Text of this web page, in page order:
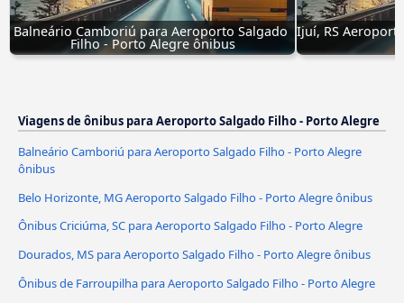
Balneário Camboriú para Aeroporto Salgado
Filho - Porto Alegre ônibus
Ijuí, RS
Viagens de ônibus para Aeroporto Salgado Filho - Porto Alegre
Balneário Camboriú para Aeroporto Salgado Filho - Porto Alegre
ônibus
Belo Horizonte, MG Aeroporto Salgado Filho - Porto Alegre ônibus
Ônibus Criciúma, SC para Aeroporto Salgado Filho - Porto Alegre
Dourados, MS para Aeroporto Salgado Filho - Porto Alegre ônibus
Ônibus de Farroupilha para Aeroporto Salgado Filho - Porto Alegre